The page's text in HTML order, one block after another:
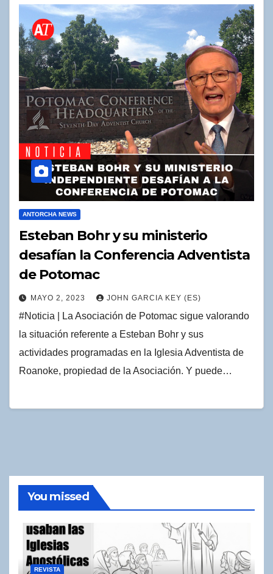
ANTORCHA NEWS
Esteban Bohr y su ministerio
desafían la Conferencia Adventista
de Potomac
MAYO 2, 2023 JOHN GARCIA KEY (ES)
#Noticia | La Asociación de Potomac sigue valorando
la situación referente a Esteban Bohr y sus
actividades programadas en la Iglesia Adventista de
Roanoke, propiedad de la Asociación. Y puede…
You missed
REVISTA